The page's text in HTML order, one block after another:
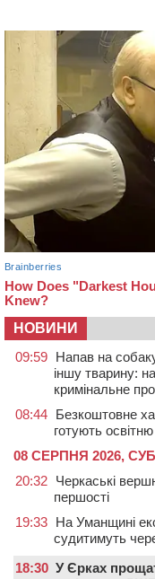
НОВИНИ
09:59 Напав на
іншу тварину:
кримінальне
08:44 Безкоштовне
готують
08 СЕРПНЯ 2026,
20:32 Черкаські
першості
19:33 На Уманщині
судитимуть
18:30 У Єрках